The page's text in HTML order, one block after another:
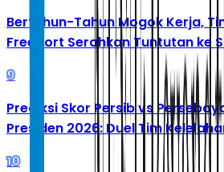
Bertahun-Tahun Mogok Kerja,
Freeport Serahkan Tuntutan ke
9
Prediksi Skor Persib vs
Presiden 2026: Duel Tim
10